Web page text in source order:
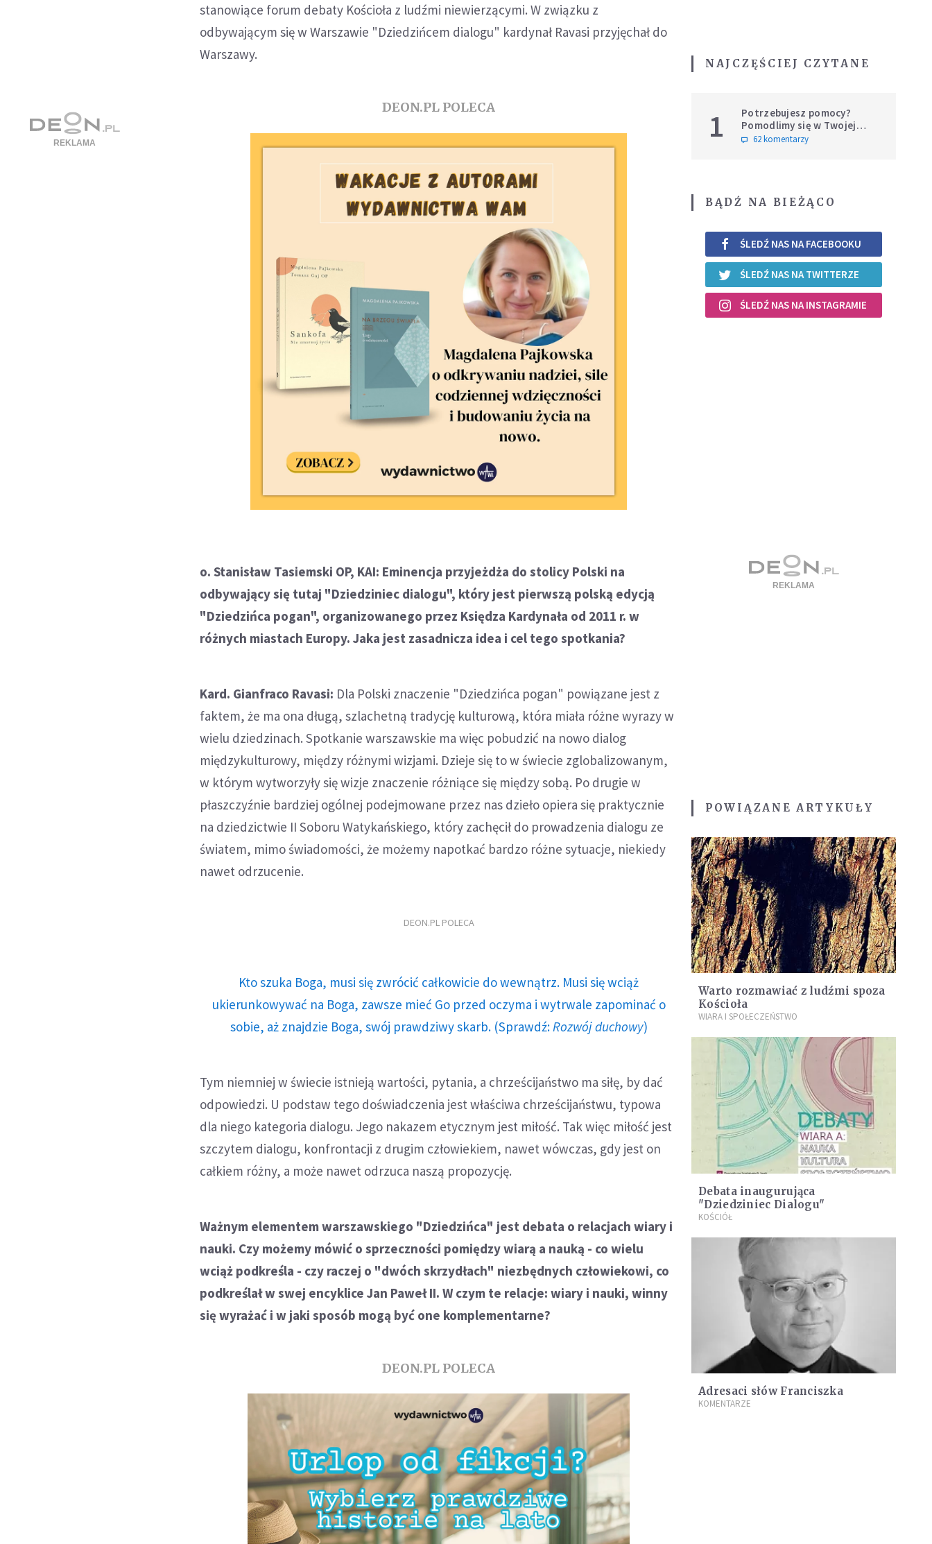
stanowiące forum debaty Kościoła z ludźmi niewierzącymi. W związku z
odbywającym się w Warszawie "Dziedzińcem dialogu" kardynał Ravasi przyjęchał do
Warszawy.
DEON.PL POLECA
o. Stanisław Tasiemski OP, KAI: Eminencja przyjeżdża do stolicy Polski na
odbywający się tutaj "Dziedziniec dialogu", który jest pierwszą polską edycją
"Dziedzińca pogan", organizowanego przez Księdza Kardynała od 2011 r. w
różnych miastach Europy. Jaka jest zasadnicza idea i cel tego spotkania?
Kard. Gianfraco Ravasi: Dla Polski znaczenie "Dziedzińca pogan" powiązane jest z
faktem, że ma ona długą, szlachetną tradycję kulturową, która miała różne wyrazy w
wielu dziedzinach. Spotkanie warszawskie ma więc pobudzić na nowo dialog
międzykulturowy, między różnymi wizjami. Dzieje się to w świecie zglobalizowanym,
w którym wytworzyły się wizje znaczenie różniące się między sobą. Po drugie w
płaszczyźnie bardziej ogólnej podejmowane przez nas dzieło opiera się praktycznie
na dziedzictwie II Soboru Watykańskiego, który zachęcił do prowadzenia dialogu ze
światem, mimo świadomości, że możemy napotkać bardzo różne sytuacje, niekiedy
nawet odrzucenie.
DEON.PL POLECA
Kto szuka Boga, musi się zwrócić całkowicie do wewnątrz. Musi się wciąż
ukierunkowywać na Boga, zawsze mieć Go przed oczyma i wytrwale zapominać o
sobie, aż znajdzie Boga, swój prawdziwy skarb. (Sprawdź: Rozwój duchowy)
Tym niemniej w świecie istnieją wartości, pytania, a chrześcijaństwo ma siłę, by dać
odpowiedzi. U podstaw tego doświadczenia jest właściwa chrześcijaństwu, typowa
dla niego kategoria dialogu. Jego nakazem etycznym jest miłość. Tak więc miłość jest
szczytem dialogu, konfrontacji z drugim człowiekiem, nawet wówczas, gdy jest on
całkiem różny, a może nawet odrzuca naszą propozycję.
Ważnym elementem warszawskiego "Dziedzińca" jest debata o relacjach wiary i
nauki. Czy możemy mówić o sprzeczności pomiędzy wiarą a nauką - co wielu
wciąż podkreśla - czy raczej o "dwóch skrzydłach" niezbędnych człowiekowi, co
podkreślał w swej encyklice Jan Paweł II. W czym te relacje: wiary i nauki, winny
się wyrażać i w jaki sposób mogą być one komplementarne?
DEON.PL POLECA
NAJCZĘŚCIEJ CZYTANE
1
Potrzebujesz pomocy?
Pomodlimy się w Twojej
intencji
62 komentarzy
BĄDŹ NA BIEŻĄCO
ŚLEDŹ NAS NA FACEBOOKU
ŚLEDŹ NAS NA TWITTERZE
ŚLEDŹ NAS NA INSTAGRAMIE
POWIĄZANE ARTYKUŁY
Warto rozmawiać z ludźmi spoza
Kościoła
WIARA I SPOŁECZEŃSTWO
Debata inaugurująca
"Dziedziniec Dialogu"
KOŚCIÓŁ
Adresaci słów Franciszka
KOMENTARZE